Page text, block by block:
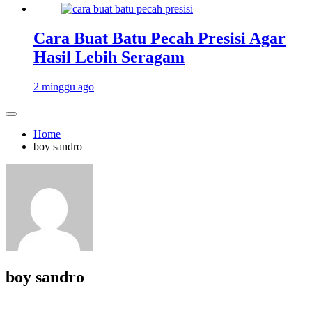
Cara Buat Batu Pecah Presisi Agar
Hasil Lebih Seragam
2 minggu ago
Home
boy sandro
boy sandro